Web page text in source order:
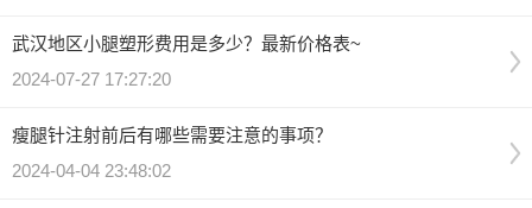
武汉地区小腿塑形费用是多少？最新价格表~
2024-07-27 17:27:20
瘦腿针注射前后有哪些需要注意的事项？
2024-04-04 23:48:02